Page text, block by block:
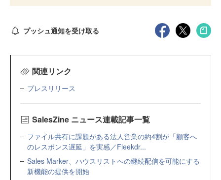
プッシュ通知を受け取る
関連リンク
プレスリリース
SalesZine ニュース連載記事一覧
ファイル共有に課題がある法人営業の約4割が「顧客へ
のレスポンス遅延」を実感／Fleekdr...
Sales Marker、ハウスリストへの継続配信を可能にする
新機能の提供を開始